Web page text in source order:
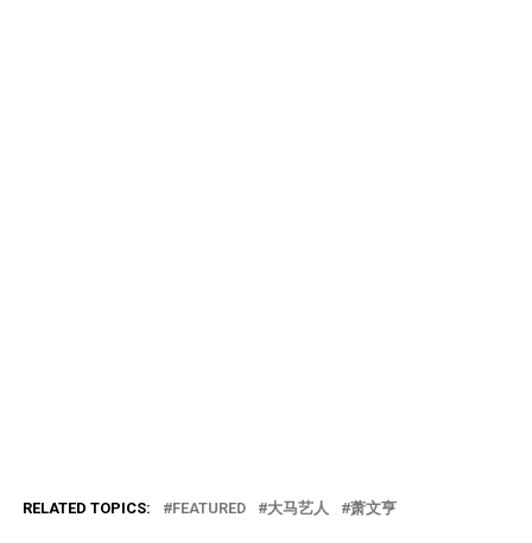
RELATED TOPICS: FEATURED 大马艺人 萧文亨